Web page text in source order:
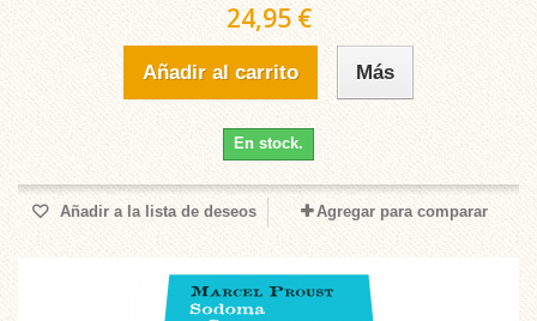
24,95 €
Añadir al carrito Más
En stock.
Añadir a la lista de deseos Agregar para comparar